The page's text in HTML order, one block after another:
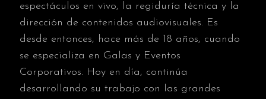
espectáculos en vivo, la regiduría técnica y la
dirección de contenidos audiovisuales. Es
desde entonces, hace más de 18 años, cuando
se especializa en Galas y Eventos
Corporativos. Hoy en día, continúa
desarrollando su trabajo con las grandes